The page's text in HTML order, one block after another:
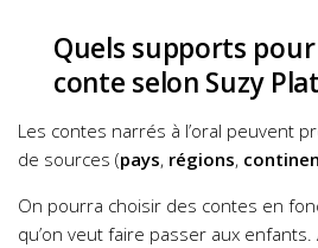
Quels supports
conte selon Suzy
Les contes narrés à l’oral peuvent
de sources (pays, régions,
On pourra choisir des contes en
qu’on veut faire passer aux